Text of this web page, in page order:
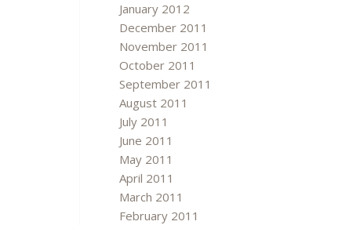
January 2012
December 2011
November 2011
October 2011
September 2011
August 2011
July 2011
June 2011
May 2011
April 2011
March 2011
February 2011